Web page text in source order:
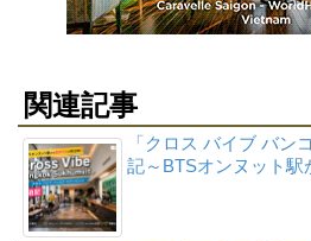
関連記事
「クロス バイブ バン
記～BTSオンヌット駅